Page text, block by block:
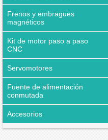
Frenos y embragues
magnéticos
Kit de motor paso a paso
CNC
Servomotores
Fuente de alimentación
conmutada
Accesorios